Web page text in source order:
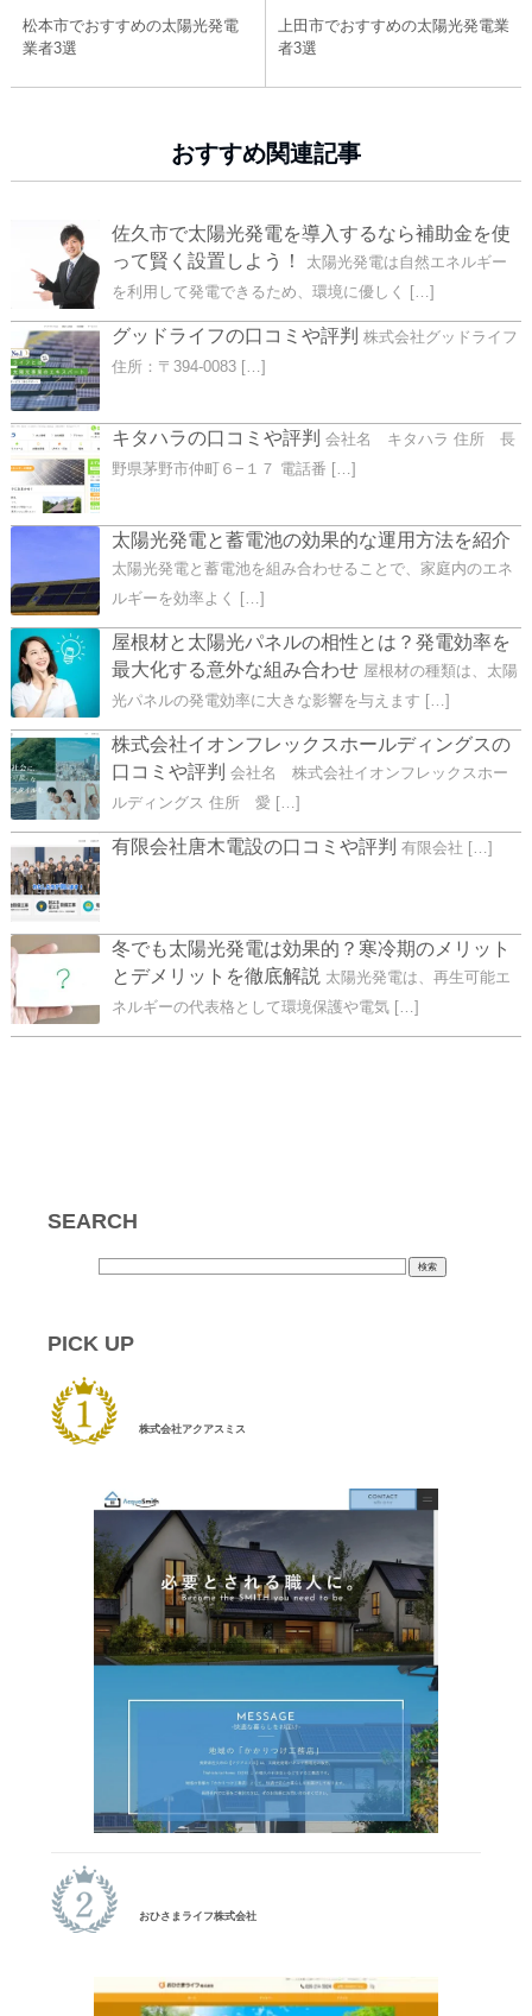
松本市でおすすめの太陽光発電
業者3選
上田市でおすすめの太陽光発電業
者3選
おすすめ関連記事
佐久市で太陽光発電を導入するなら補助金を使
って賢く設置しよう！
太陽光発電は自然エネルギー
を利用して発電できるため、環境に優しく […]
グッドライフの口コミや評判 株式会社グッドライフ
住所：〒394-0083 […]
キタハラの口コミや評判 会社名 キタハラ 住所 長
野県茅野市仲町６−１７ 電話番 […]
太陽光発電と蓄電池の効果的な運用方法を紹介
太陽光発電と蓄電池を組み合わせることで、家庭内のエネ
ルギーを効率よく […]
屋根材と太陽光パネルの相性とは？発電効率を
最大化する意外な組み合わせ 屋根材の種類は、太陽
光パネルの発電効率に大きな影響を与えます […]
株式会社イオンフレックスホールディングスの
口コミや評判 会社名 株式会社イオンフレックスホー
ルディングス 住所 愛 […]
有限会社唐木電設の口コミや評判 有限会社 […]
冬でも太陽光発電は効果的？寒冷期のメリット
とデメリットを徹底解説 太陽光発電は、再生可能エ
ネルギーの代表格として環境保護や電気 […]
SEARCH
PICK UP
株式会社アクアスミス
おひさまライフ株式会社